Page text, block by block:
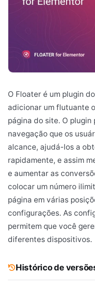
O Floater é um plugin
adicionar um flutuante
página do site. O
navegação que os
alcance, ajudá-los a
rapidamente, e assim
e aumentar as
colocar um número
página em várias
configurações. As
permitem que você
diferentes dispositivos.
Histórico de